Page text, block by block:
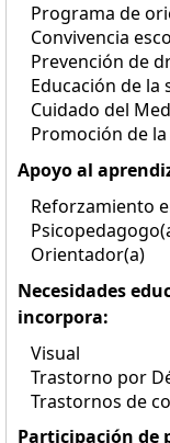
Programa de
Convivencia
Prevención de
Educación de la
Cuidado del
Promoción de la
Apoyo al
Reforzamiento
Orientador(a)
Necesidades
incorpora:
Visual
Trastorno por
Trastornos de
Participación de